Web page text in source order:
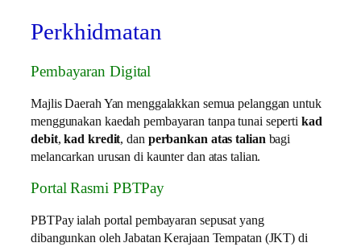
Perkhidmatan
Pembayaran Digital
Majlis Daerah Yan menggalakkan semua pelanggan untuk
menggunakan kaedah pembayaran tanpa tunai seperti kad
debit,kad kredit, dan perbankan atas talianbagi
melancarkan urusan di kaunter dan atas talian.
Portal Rasmi PBTPay
PBTPay ialah portal pembayaran sepusat yang
dibangunkan oleh Jabatan Kerajaan Tempatan (JKT) di